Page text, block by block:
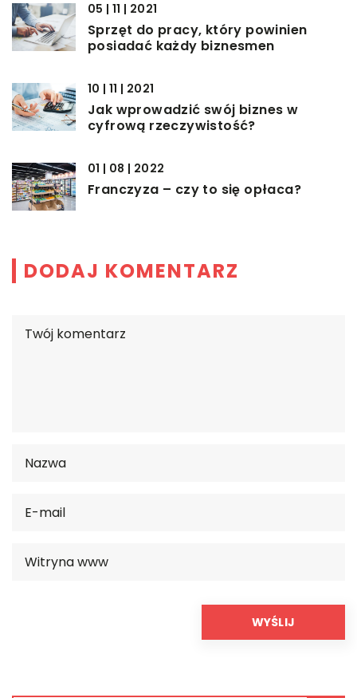
05 | 11 | 2021
Sprzęt do pracy, który powinien
posiadać każdy biznesmen
10 | 11 | 2021
Jak wprowadzić swój biznes w
cyfrową rzeczywistość?
01 | 08 | 2022
Franczyza – czy to się opłaca?
DODAJ KOMENTARZ